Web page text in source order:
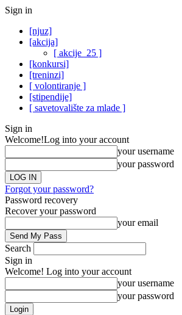
Sign in
[njuz]
[akcija]
[ akcije_25 ]
[konkursi]
[treninzi]
[ volontiranje ]
[stipendije]
[ savetovalište za mlade ]
Sign in
Welcome!Log into your account
your username
your password
Forgot your password?
Password recovery
Recover your password
your email
Search
Sign in
Welcome! Log into your account
your username
your password